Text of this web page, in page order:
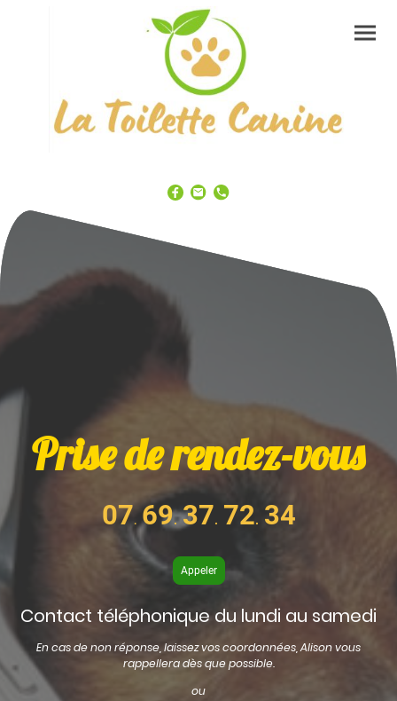
Prise de rendez-vous
07.69. 37. 72. 34
Appeler
Contact téléphonique du lundi au samedi
En cas de non réponse, laissez vos coordonnées, Alison vous
rappellera dès que possible.
ou